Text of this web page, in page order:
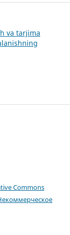
va tarjima
Commons